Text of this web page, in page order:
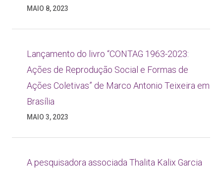
MAIO 8, 2023
Lançamento do livro “CONTAG 1963-2023:
Ações de Reprodução Social e Formas de
Ações Coletivas” de Marco Antonio Teixeira em
Brasília
MAIO 3, 2023
A pesquisadora associada Thalita Kalix Garcia